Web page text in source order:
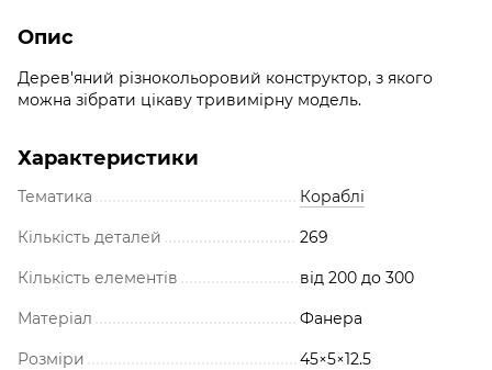
Опис
Дерев'яний різнокольоровий конструктор, з якого
можна зібрати цікаву тривимірну модель.
Характеристики
Тематика Кораблі
Кількість деталей 269
Кількість елементів від 200 до 300
Матеріал Фанера
Розміри 45×5×12.5